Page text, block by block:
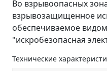
Во взрывоопасных
взрывозащищенное
обеспечиваемое
"искробезопасная
Технические